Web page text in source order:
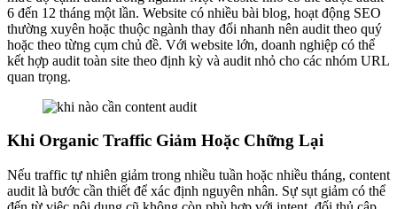
6 đến 12 tháng một lần. Website có nhiều bài blog, hoạt động SEO
thường xuyên hoặc thuộc ngành thay đổi nhanh nên audit theo quý
hoặc theo từng cụm chủ đề. Với website lớn, doanh nghiệp có thể
kết hợp audit toàn site theo định kỳ và audit nhỏ cho các nhóm URL
quan trọng.
Khi Organic Traffic Giảm Hoặc Chững Lại
Nếu traffic tự nhiên giảm trong nhiều tuần hoặc nhiều tháng, content
audit là bước cần thiết để xác định nguyên nhân. Sự sụt giảm có thể